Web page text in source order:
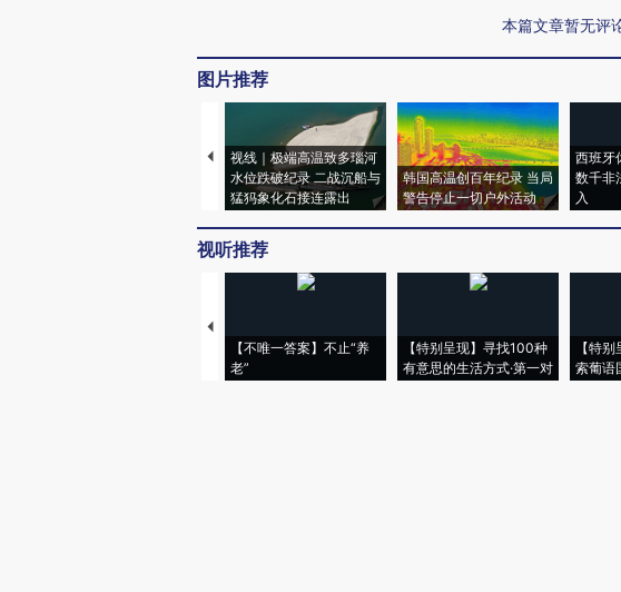
本篇文章暂无评
图片推荐
视线｜极端高温致多瑙河
水位跌破纪录 二战沉船与
猛犸象化石接连露出
韩国高温创百年纪录 当局
警告停止一切户外活动
西班牙
数千非
入
视听推荐
【不唯一答案】不止“养
老”
【特别呈现】寻找100种
有意思的生活方式·第一对
【特
索葡语